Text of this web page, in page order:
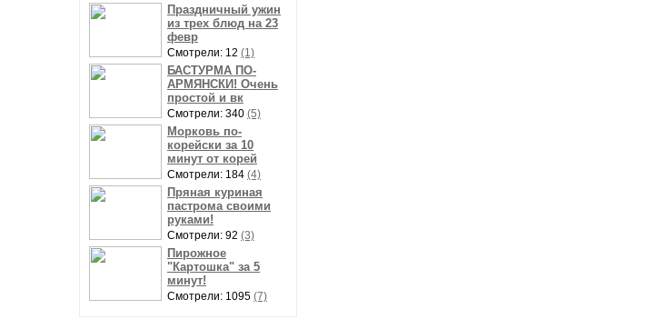
Праздничный ужин
из трех блюд на 23
февр
Смотрели: 12 (1)
БАСТУРМА ПО-
АРМЯНСКИ! Очень
простой и вк
Смотрели: 340 (5)
Морковь по-
корейски за 10
минут от корей
Смотрели: 184 (4)
Пряная куриная
пастрома своими
руками!
Смотрели: 92 (3)
Пирожное
"Картошка" за 5
минут!
Смотрели: 1095 (7)